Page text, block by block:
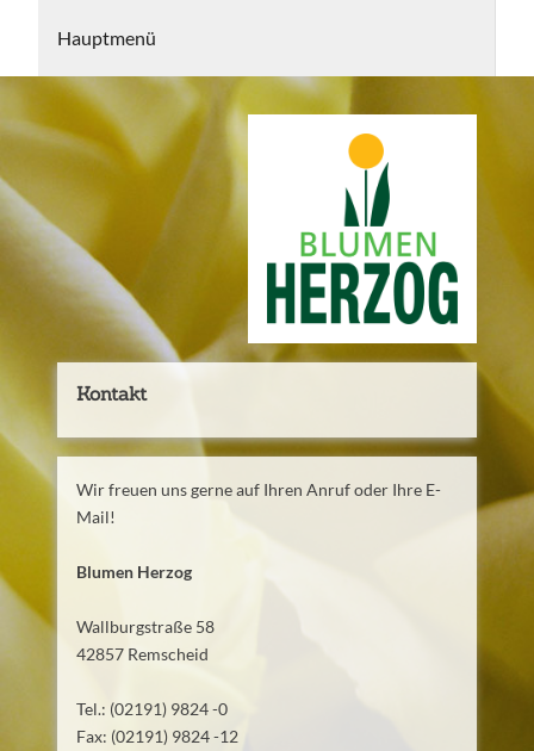
Hauptmenü
Startseite
Floristik
Grabgestaltung und -pflege
Dauergrabpflege
Termine
Kontakt
Wir freuen uns gerne auf Ihren Anruf oder Ihre E-
Mail!
Blumen Herzog
Wallburgstraße 58
42857 Remscheid
Tel.: (02191) 9824 -0
Fax: (02191) 9824 -12